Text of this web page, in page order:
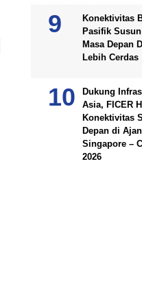
Konektivitas
Pasifik
Masa Depan
Lebih Cerdas
Dukung
Asia, FICER
Konektivitas
Depan di
Singapore –
2026